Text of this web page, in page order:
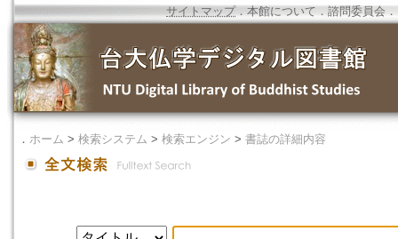
サイトマップ．本館について ． 諮問委員会 ．
． ホーム > 検索システム > 検索エンジン > 書誌の詳細内容